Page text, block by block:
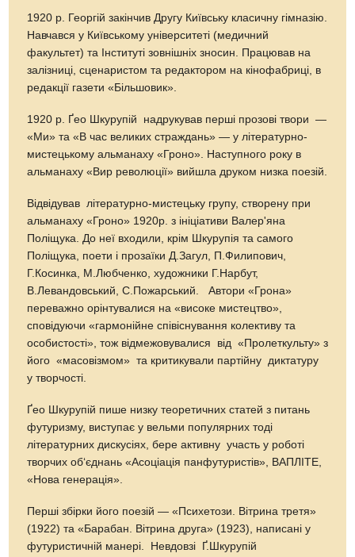
1920 р. Георгій закінчив Другу Київську класичну гімназію.
Навчався у Київському університеті (медичний
факультет) та Інституті зовнішніх зносин. Працював на
залізниці, сценаристом та редактором на кінофабриці, в
редакції газети «Більшовик».
1920 р. Ґео Шкурупій надрукував перші прозові твори —
«Ми» та «В час великих страждань» — у літературно-
мистецькому альманаху «Гроно». Наступного року в
альманаху «Вир революції» вийшла друком низка поезій.
Відвідував літературно-мистецьку групу, створену при
альманаху «Гроно» 1920р. з ініціативи Валер'яна
Поліщука. До неї входили, крім Шкурупія та самого
Поліщука, поети і прозаїки Д.Загул, П.Филипович,
Г.Косинка, М.Любченко, художники Г.Нарбут,
В.Левандовський, С.Пожарський. Автори «Грона»
переважно орінтувалися на «високе мистецтво»,
сповідуючи «гармонійне співіснування колективу та
особистості», тож відмежовувалися від «Пролеткульту» з
його «масовізмом» та критикували партійну диктатуру
у творчості.
Ґео Шкурупій пише низку теоретичних статей з питань
футуризму, виступає у вельми популярних тоді
літературних дискусіях, бере активну участь у роботі
творчих об‘єднань «Асоціація панфутуристів», ВАПЛІТЕ,
«Нова генерація».
Перші збірки його поезій — «Психетози. Вітрина третя»
(1922) та «Барабан. Вітрина друга» (1923), написані у
футуристичній манері. Невдовзі Ґ.Шкурупій